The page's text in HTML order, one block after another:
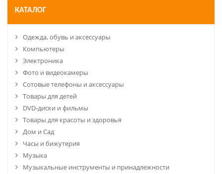
КАТАЛОГ
Одежда, обувь и аксессуары
Компьютеры
Электроника
Фото и видеокамеры
Сотовые телефоны и аксессуары
Товары для детей
DVD-диски и фильмы
Товары для красоты и здоровья
Дом и Сад
Часы и бижутерия
Музыка
Музыкальные инструменты и принадлежности